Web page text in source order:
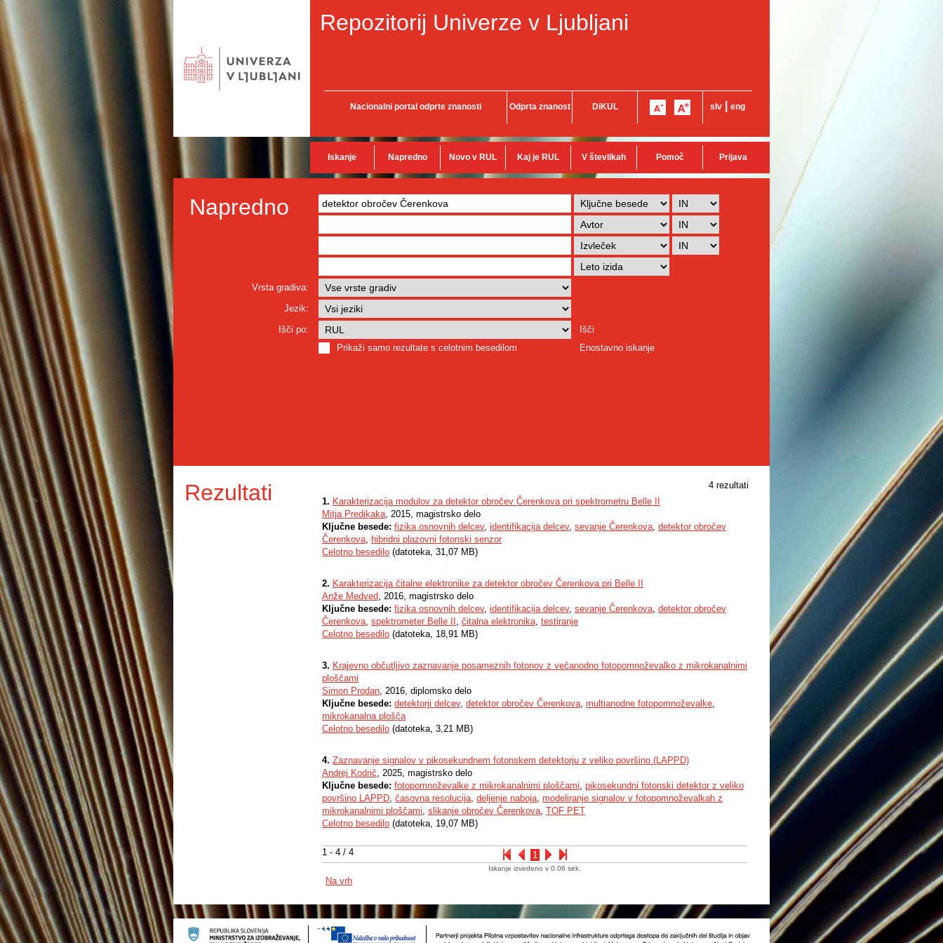
Repozitorij Univerze v Ljubljani
Nacionalni portal odprte znanosti Odprta znanost DiKUL slv eng
Iskanje Napredno Novo v RUL Kaj je RUL V številkah Pomoč Prijava
Napredno
Vrsta gradiva:
Jezik:
Išči po:
Išči
Prikaži samo rezultate s celotnim besedilom
Enostavno iskanje
Rezultati 4 rezultati
1 - 4 / 4 1
1. Karakterizacija modulov za detektor obročev Čerenkova pri spektrometru Belle II
Mitja Predikaka, 2015, magistrsko delo
Ključne besede: fizika osnovnih delcev, identifikacija delcev, sevanje Čerenkova, detektor obročev
Čerenkova, hibridni plazovni fotonski senzor
Celotno besedilo (datoteka, 31,07 MB)
2. Karakterizacija čitalne elektronike za detektor obročev Čerenkova pri Belle II
Anže Medved, 2016, magistrsko delo
Ključne besede: fizika osnovnih delcev, identifikacija delcev, sevanje Čerenkova, detektor obročev
Čerenkova, spektrometer Belle II , čitalna elektronika, testiranje
Celotno besedilo (datoteka, 18,91 MB)
3. Krajevno občutljivo zaznavanje posameznih fotonov z večanodno fotopomnoževalko z mikrokanalnimi
ploščami
Simon Prodan, 2016, diplomsko delo
Ključne besede: detektorji delcev, detektor obročev Čerenkova, multianodne fotopomnoževalke,
mikrokanalna plošča
Celotno besedilo (datoteka, 3,21 MB)
4. Zaznavanje signalov v pikosekundnem fotonskem detektorju z veliko površino (LAPPD)
Andrej Kodrič, 2025, magistrsko delo
Ključne besede: fotopomnoževalke z mikrokanalnimi ploščami, pikosekundni fotonski detektor z veliko
površino LAPPD, časovna resolucija, deljenje naboja, modeliranje signalov v fotopomnoževalkah z
mikrokanalnimi ploščami, slikanje obročev Čerenkova, TOF PET
Celotno besedilo (datoteka, 19,07 MB)
Iskanje izvedeno v 0.06 sek.
Na vrh